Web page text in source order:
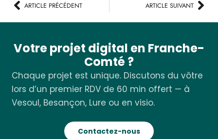
ARTICLE PRÉCÉDENT ARTICLE SUIVANT
Votre projet digital en Franche-
Comté ?
Chaque projet est unique. Discutons du vôtre
lors d’un premier RDV de 60 min offert — à
Vesoul, Besançon, Lure ou en visio.
Contactez-nous